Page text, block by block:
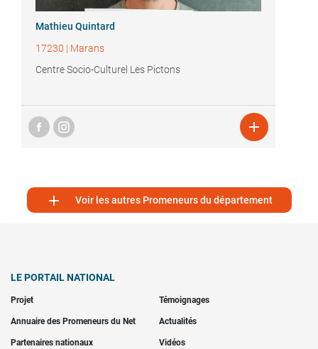
Mathieu Quintard
17230 | Marans
Centre Socio-Culturel Les Pictons

 Voir les autres Promeneurs du département
LE PORTAIL NATIONAL
Projet Témoignages
Annuaire des Promeneurs du Net Actualités
Partenaires nationaux Vidéos